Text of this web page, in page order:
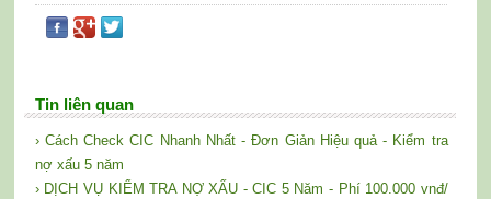
Tin liên quan
› Cách Check CIC Nhanh Nhất - Đơn Giản Hiệu quả - Kiểm tra
nợ xấu 5 năm
› DỊCH VỤ KIỂM TRA NỢ XẤU - CIC 5 Năm - Phí 100.000 vnđ/